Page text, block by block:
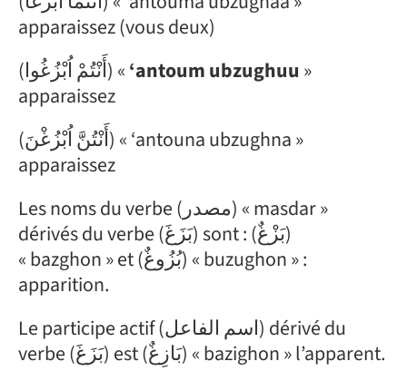
apparaissez (vous deux)
(أَنْتُمْ اُبْزُغُوا) «‘antoum ubzughuu »
apparaissez
(أَنْتُنَّ اُبْزُغْنَ) « ‘antouna ubzughna »
apparaissez
Les noms du verbe (مصدر) « masdar »
dérivés du verbe (بَزَغَ) sont : (بَزْغٌ)
« bazghon » et (بُزُوغٌ) « buzughon » :
apparition.
Le participe actif (اسم الفاعل) dérivé du
verbe (بَزَغَ) est (بَازِغٌ) « bazighon » l’apparent.